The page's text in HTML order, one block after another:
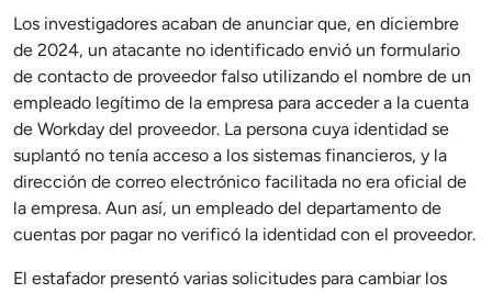
Los investigadores acaban de anunciar que, en diciembre
de 2024, un atacante no identificado envió un formulario
de contacto de proveedor falso utilizando el nombre de un
empleado legítimo de la empresa para acceder a la cuenta
de Workday del proveedor. La persona cuya identidad se
suplantó no tenía acceso a los sistemas financieros, y la
dirección de correo electrónico facilitada no era oficial de
la empresa. Aun así, un empleado del departamento de
cuentas por pagar no verificó la identidad con el proveedor.
El estafador presentó varias solicitudes para cambiar los